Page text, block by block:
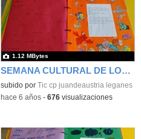
SEMANA CULTURAL DE LOS CUENTOS 45
subido por Tic cp juandeaustria leganes
1.12 MBytes
-hace 6 años- 676visualizaciones